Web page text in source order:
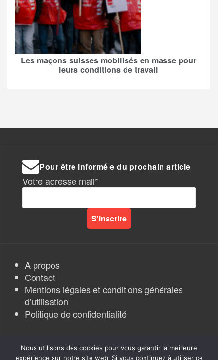
Les maçons suisses mobilisés en masse pour
leurs conditions de travail
Pour être informé·e du prochain article
Votre adresse mail*
A propos
Contact
Mentions légales et conditions générales
d’utilisation
Politique de confidentialité
Nous utilisons des cookies pour vous garantir la meilleure
expérience sur notre site web. Si vous continuez à utiliser ce